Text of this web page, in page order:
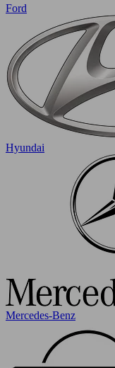
Ford
Hyundai
Mercedes-Benz